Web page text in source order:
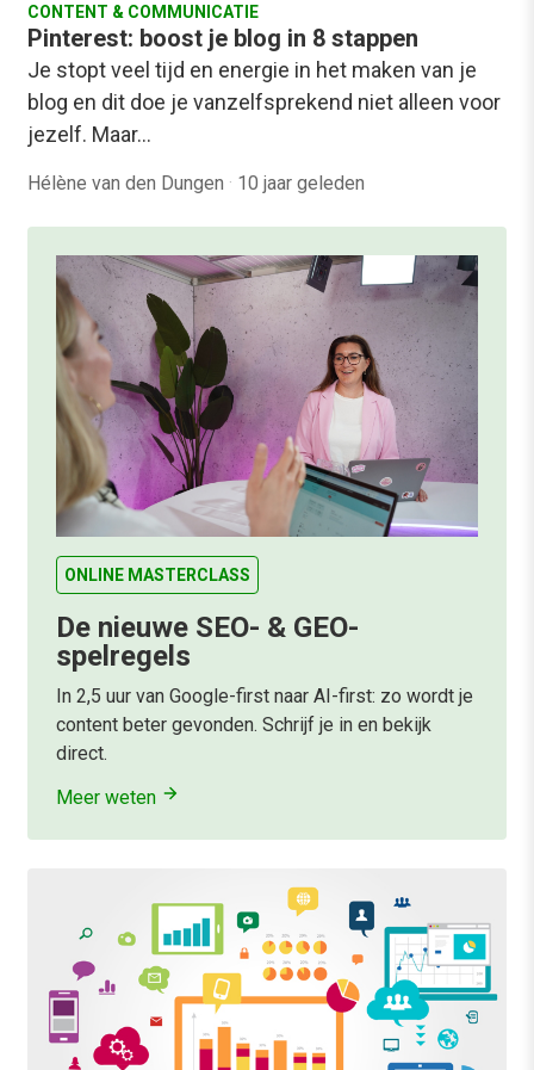
CONTENT & COMMUNICATIE
Pinterest: boost je blog in 8 stappen
Je stopt veel tijd en energie in het maken van je
blog en dit doe je vanzelfsprekend niet alleen voor
jezelf. Maar…
Hélène van den Dungen · 10 jaar geleden
ONLINE MASTERCLASS
De nieuwe SEO- & GEO-
spelregels
In 2,5 uur van Google-first naar AI-first: zo wordt je
content beter gevonden. Schrijf je in en bekijk
direct.
Meer weten